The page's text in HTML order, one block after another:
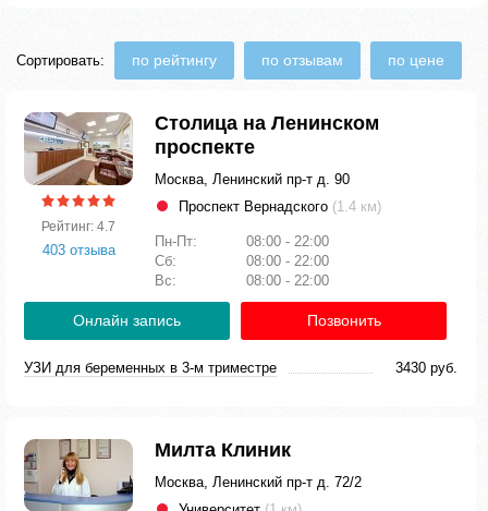
Сортировать: по рейтингу по отзывам по цене
Рейтинг: 4.7
403 отзыва
Столица на Ленинском
проспекте
Москва, Ленинский пр-т д. 90
Проспект Вернадского (1.4 км)
Пн-Пт:
08:00 - 22:00
Сб:
08:00 - 22:00
Вс:
08:00 - 22:00
Онлайн запись Позвонить
УЗИ для беременных в 3-м триместре 3430 руб.
Милта Клиник
Москва, Ленинский пр-т д. 72/2